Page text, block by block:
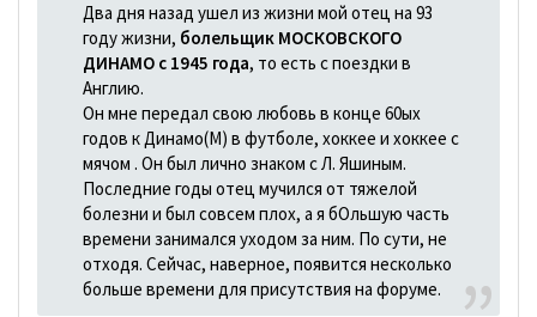
Два дня назад ушел из жизни мой отец на 93
году жизни, болельщик МОСКОВСКОГО
ДИНАМО с 1945 года, то есть с поездки в
Англию.
Он мне передал свою любовь в конце 60ых
годов к Динамо(М) в футболе, хоккее и хоккее с
мячом . Он был лично знаком с Л. Яшиным.
Последние годы отец мучился от тяжелой
болезни и был совсем плох, а я бОльшую часть
времени занимался уходом за ним. По сути, не
отходя. Сейчас, наверное, появится несколько
больше времени для присутствия на форуме.